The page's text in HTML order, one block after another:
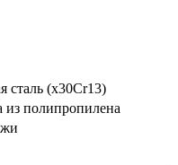
сталь (x30Cr13)
из полипропилена